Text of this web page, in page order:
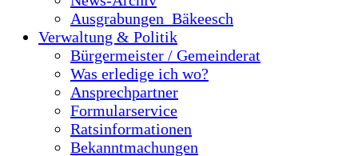
Ausgrabungen_Bäkeesch
Verwaltung & Politik
Bürgermeister / Gemeinderat
Was erledige ich wo?
Ansprechpartner
Formularservice
Ratsinformationen
Bekanntmachungen